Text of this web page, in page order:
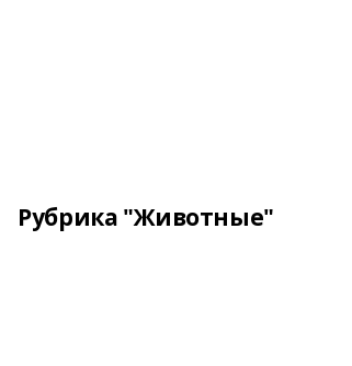
Рубрика "Животные"